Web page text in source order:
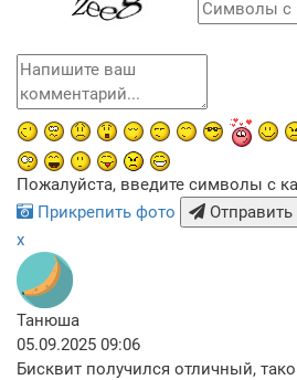
Пожалуйста, введите символы с
Прикрепить фото
Отправить
x
Танюша
05.09.2025 09:06
Бисквит получился отличный,